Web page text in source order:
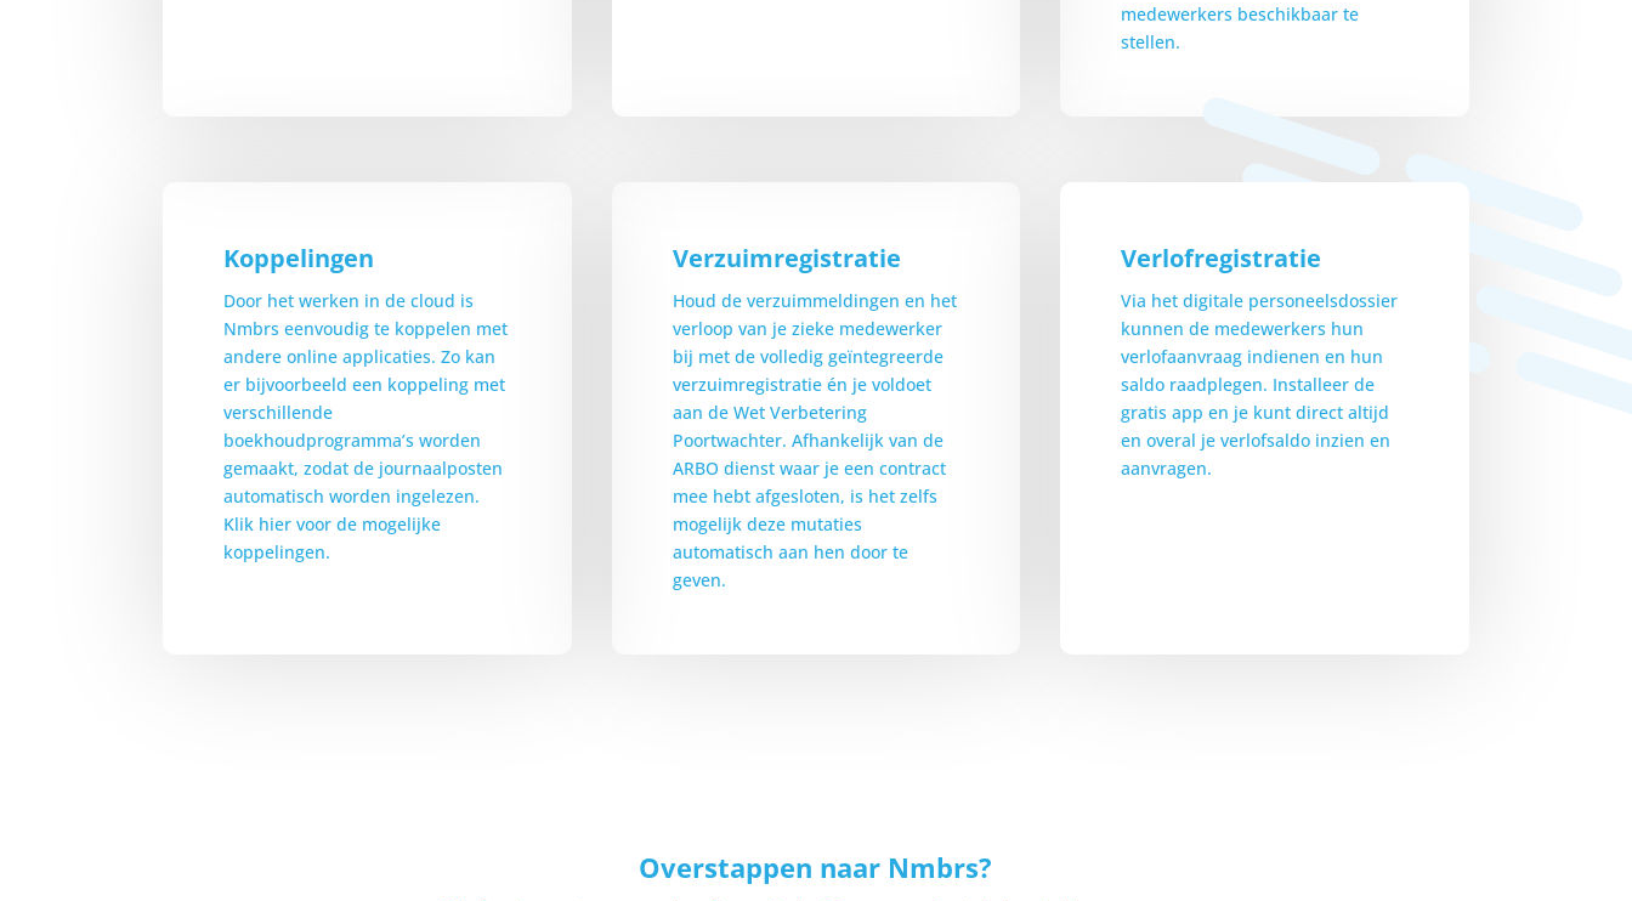
medewerkers beschikbaar te
stellen.
Koppelingen
Door het werken in de cloud is
Nmbrs eenvoudig te koppelen met
andere online applicaties. Zo kan
er bijvoorbeeld een koppeling met
verschillende
boekhoudprogramma’s worden
gemaakt, zodat de journaalposten
automatisch worden ingelezen.
Klik hier voor de mogelijke
koppelingen.
Verzuimregistratie
Houd de verzuimmeldingen en het
verloop van je zieke medewerker
bij met de volledig geïntegreerde
verzuimregistratie én je voldoet
aan de Wet Verbetering
Poortwachter. Afhankelijk van de
ARBO dienst waar je een contract
mee hebt afgesloten, is het zelfs
mogelijk deze mutaties
automatisch aan hen door te
geven.
Verlofregistratie
Via het digitale personeelsdossier
kunnen de medewerkers hun
verlofaanvraag indienen en hun
saldo raadplegen. Installeer de
gratis app en je kunt direct altijd
en overal je verlofsaldo inzien en
aanvragen.
Overstappen naar Nmbrs?